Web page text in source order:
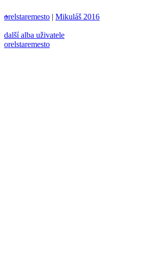
orelstaremesto | Mikuláš 2016
+
další alba uživatele
orelstaremesto